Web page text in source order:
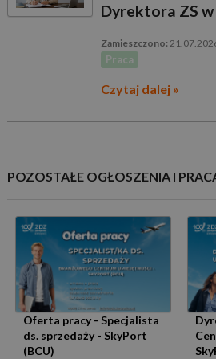
Dyrektora ZS w
Praca
Czytaj dalej »
POZOSTAŁE OGŁOSZENIA I
Oferta pracy - Specjalista
ds. sprzedaży - SkyPort
(BCU)